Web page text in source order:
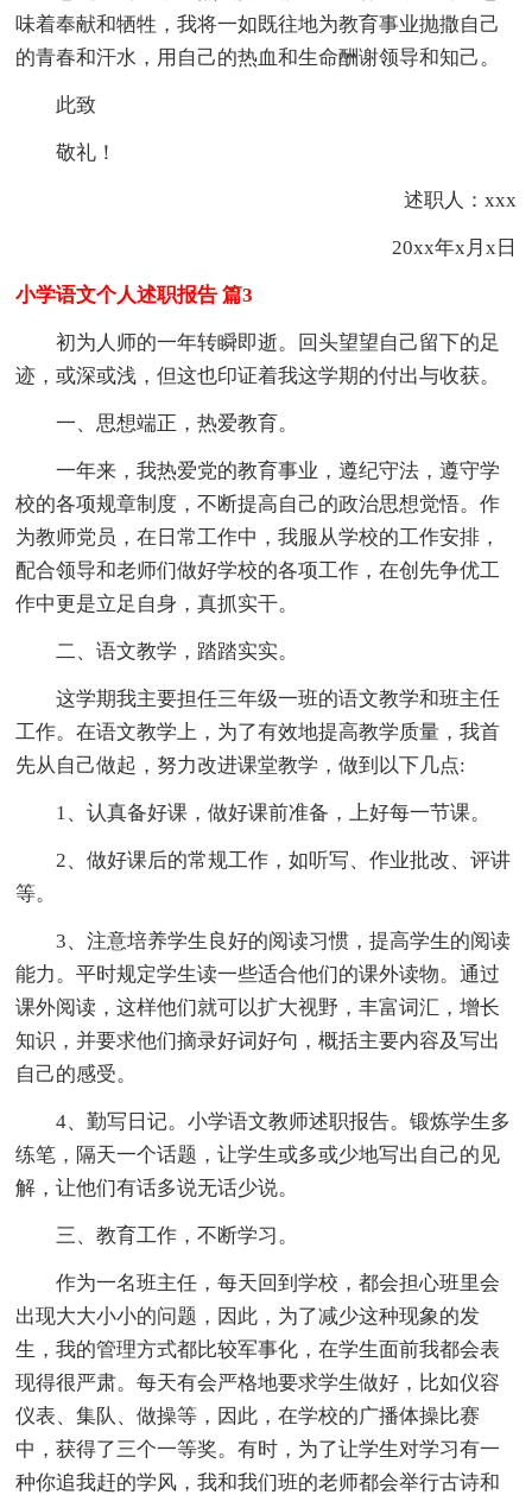
味着奉献和牺牲，我将一如既往地为教育事业抛撒自己
的青春和汗水，用自己的热血和生命酬谢领导和知己。
此致
敬礼！
述职人：xxx
20xx年x月x日
小学语文个人述职报告 篇3
初为人师的一年转瞬即逝。回头望望自己留下的足
迹，或深或浅，但这也印证着我这学期的付出与收获。
一、思想端正，热爱教育。
一年来，我热爱党的教育事业，遵纪守法，遵守学
校的各项规章制度，不断提高自己的政治思想觉悟。作
为教师党员，在日常工作中，我服从学校的工作安排，
配合领导和老师们做好学校的各项工作，在创先争优工
作中更是立足自身，真抓实干。
二、语文教学，踏踏实实。
这学期我主要担任三年级一班的语文教学和班主任
工作。在语文教学上，为了有效地提高教学质量，我首
先从自己做起，努力改进课堂教学，做到以下几点:
1、认真备好课，做好课前准备，上好每一节课。
2、做好课后的常规工作，如听写、作业批改、评讲
等。
3、注意培养学生良好的阅读习惯，提高学生的阅读
能力。平时规定学生读一些适合他们的课外读物。通过
课外阅读，这样他们就可以扩大视野，丰富词汇，增长
知识，并要求他们摘录好词好句，概括主要内容及写出
自己的感受。
4、勤写日记。小学语文教师述职报告。锻炼学生多
练笔，隔天一个话题，让学生或多或少地写出自己的见
解，让他们有话多说无话少说。
三、教育工作，不断学习。
作为一名班主任，每天回到学校，都会担心班里会
出现大大小小的问题，因此，为了减少这种现象的发
生，我的管理方式都比较军事化，在学生面前我都会表
现得很严肃。每天有会严格地要求学生做好，比如仪容
仪表、集队、做操等，因此，在学校的广播体操比赛
中，获得了三个一等奖。有时，为了让学生对学习有一
种你追我赶的学风，我和我们班的老师都会举行古诗和